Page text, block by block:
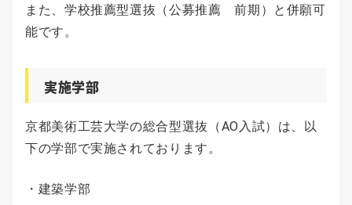
また、学校推薦型選抜（公募推薦 前期）と併願可
能です。
実施学部
京都美術工芸大学の総合型選抜（AO入試）は、以
下の学部で実施されております。
・建築学部